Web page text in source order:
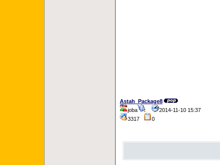
Astah_Package8
joba
2014-11-10 15:37
3317
0